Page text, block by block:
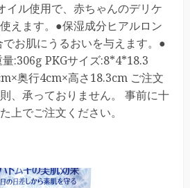
イル使用で、赤ちゃんのデリケ
えます。●保湿成分ヒアルロン
お肌にうるおいを与えます。●
:306g PKGサイズ:8*4*18.3
奥行4cm×高さ18.3cm ご注文
、承っておりません。 事前に十
上でご注文ください。